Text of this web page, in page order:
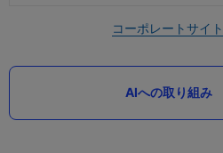
コーポレートサイト
AIへの取り組み